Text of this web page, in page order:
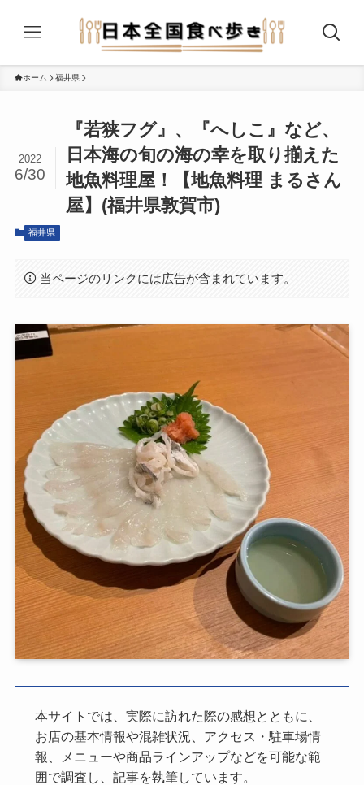
ホーム 福井県
『若狭フグ』、『へしこ』など、
日本海の旬の海の幸を取り揃えた
地魚料理屋！【地魚料理 まるさん
屋】(福井県敦賀市)
2022
6/30
福井県
当ページのリンクには広告が含まれています。
本サイトでは、実際に訪れた際の感想とともに、
お店の基本情報や混雑状況、アクセス・駐車場情
報、メニューや商品ラインアップなどを可能な範
囲で調査し、記事を執筆しています。